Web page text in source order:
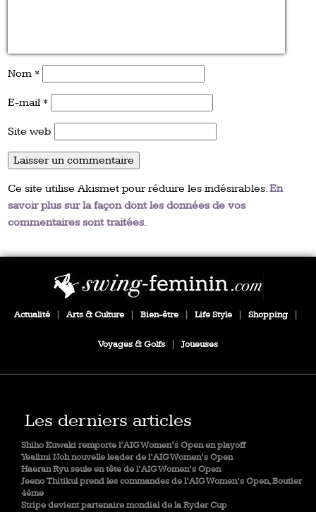
Nom *
E-mail *
Site web
Ce site utilise Akismet pour réduire les indésirables.En
savoir plus sur la façon dont les données de vos
commentaires sont traitées.
Actualité Arts & Culture Bien-être Life Style Shopping
Voyages & Golfs Joueuses
Les derniers articles
Shiho Kuwaki remporte l’AIG Women’s Open en playoff
Yealimi Noh nouvelle leader de l’AIG Women’s Open
Haeran Ryu seule en tête de l’AIG Women’s Open
Jeeno Thitikul prend les commandes de l’AIG Women’s Open, Boutier
4ème
Stripe devient partenaire mondial de la Ryder Cup